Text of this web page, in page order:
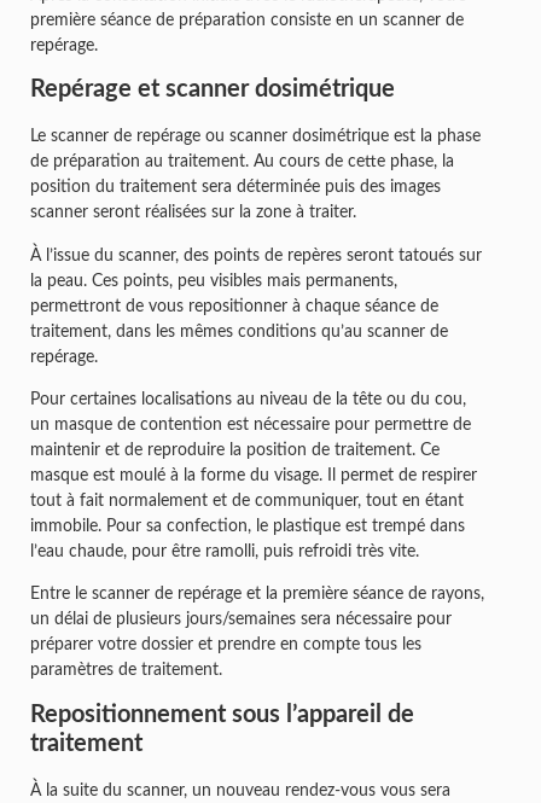
première séance de préparation consiste en un scanner de
repérage.
Repérage et scanner dosimétrique
Le scanner de repérage ou scanner dosimétrique est la phase
de préparation au traitement. Au cours de cette phase, la
position du traitement sera déterminée puis des images
scanner seront réalisées sur la zone à traiter.
À l’issue du scanner, des points de repères seront tatoués sur
la peau. Ces points, peu visibles mais permanents,
permettront de vous repositionner à chaque séance de
traitement, dans les mêmes conditions qu’au scanner de
repérage.
Pour certaines localisations au niveau de la tête ou du cou,
un masque de contention est nécessaire pour permettre de
maintenir et de reproduire la position de traitement. Ce
masque est moulé à la forme du visage. Il permet de respirer
tout à fait normalement et de communiquer, tout en étant
immobile. Pour sa confection, le plastique est trempé dans
l’eau chaude, pour être ramolli, puis refroidi très vite.
Entre le scanner de repérage et la première séance de rayons,
un délai de plusieurs jours/semaines sera nécessaire pour
préparer votre dossier et prendre en compte tous les
paramètres de traitement.
Repositionnement sous l’appareil de
traitement
À la suite du scanner, un nouveau rendez-vous vous sera